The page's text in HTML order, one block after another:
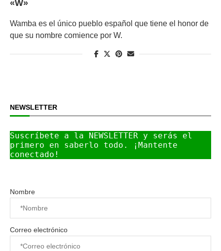
«W»
Wamba es el único pueblo español que tiene el honor de
que su nombre comience por W.
NEWSLETTER
Suscríbete a la NEWSLETTER y serás el
primero en saberlo todo. ¡Mantente
conectado!
Nombre
Correo electrónico